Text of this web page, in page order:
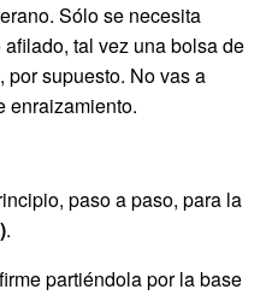
Sólo se necesita
tal vez una bolsa de
por supuesto. No vas a
enraizamiento.
paso a paso, para la
.
partiéndola por la base